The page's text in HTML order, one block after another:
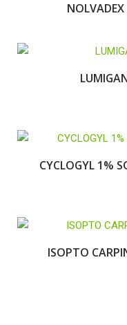
CYCLOGYL 1%
ISOPTO